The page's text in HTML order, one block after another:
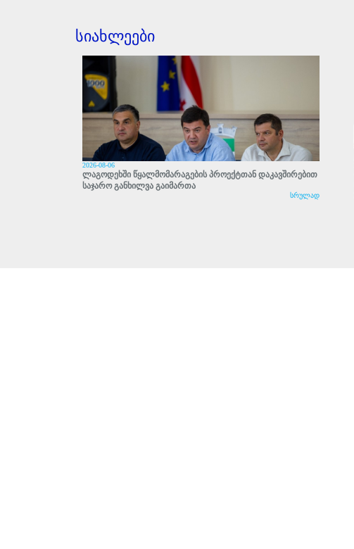
სიახლეები
2026-08-06
ლაგოდეხში წყალმომარაგების პროექტთან დაკავშირებით
საჯარო განხილვა გაიმართა
სრულად